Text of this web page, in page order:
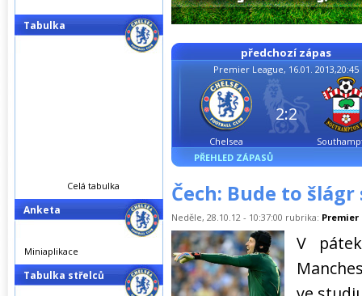
předchozí zápas
Premier League, 16.01. 2013,20:45
Chelsea
2:2
PŘEHLED ZÁPASŮ
Čech: Bude to šlágr
Neděle, 28.10.12 - 10:37:00 rubrika: Premier
V
Tabulka
Celá tabulka
Anketa
Miniaplikace
Tabulka střelců